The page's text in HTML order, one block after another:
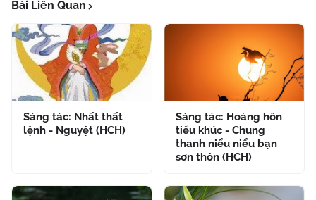
Bài Liên Quan
Sáng tác: Nhất thất
lệnh - Nguyệt (HCH)
Sáng tác: Hoàng hôn
tiểu khúc - Chung
thanh niểu niểu bạn
sơn thôn (HCH)